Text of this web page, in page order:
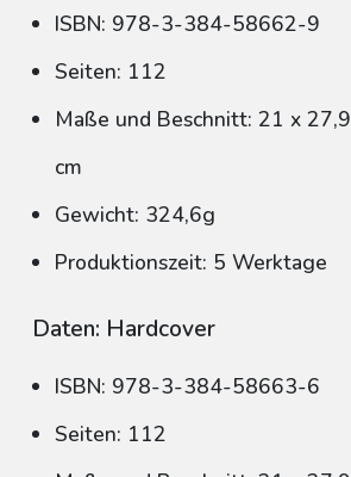
ISBN: 978-3-384-58662-9
Seiten: 112
Maße und Beschnitt: 21 x 27,9
cm
Gewicht: 324,6g
Produktionszeit: 5 Werktage
Daten: Hardcover
ISBN: 978-3-384-58663-6
Seiten: 112